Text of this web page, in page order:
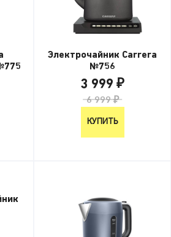
Электрочайник Carrera
№756
3 999 ₽
6 999 ₽
КУПИТЬ